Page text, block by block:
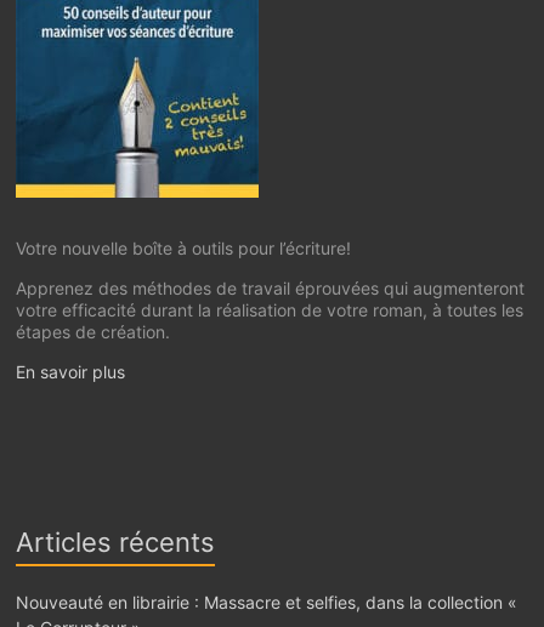
Votre nouvelle boîte à outils pour l’écriture!
Apprenez des méthodes de travail éprouvées qui augmenteront
votre efficacité durant la réalisation de votre roman, à toutes les
étapes de création.
En savoir plus
Articles récents
Nouveauté en librairie : Massacre et selfies, dans la collection «